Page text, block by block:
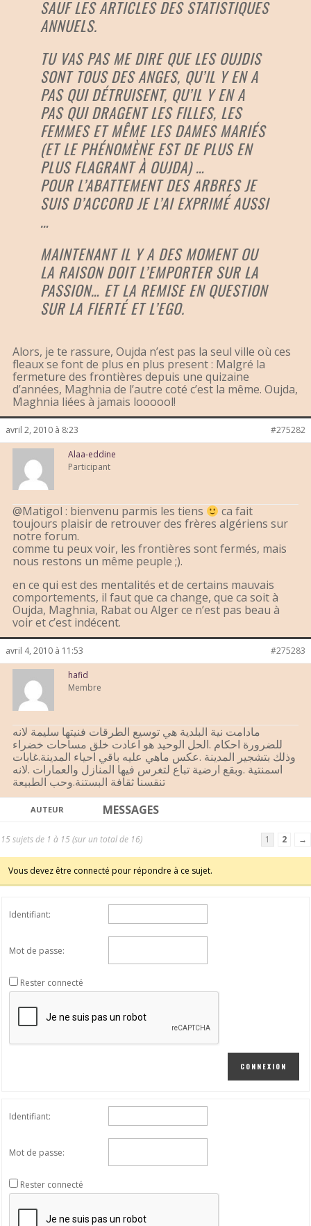
SAUF LES ARTICLES DES STATISTIQUES
ANNUELS.
TU VAS PAS ME DIRE QUE LES OUJDIS
SONT TOUS DES ANGES, QU’IL Y EN A
PAS QUI DÉTRUISENT, QU’IL Y EN A
PAS QUI DRAGENT LES FILLES, LES
FEMMES ET MÊME LES DAMES MARIÉS
(ET LE PHÉNOMÈNE EST DE PLUS EN
PLUS FLAGRANT À OUJDA) …
POUR L’ABATTEMENT DES ARBRES JE
SUIS D’ACCORD JE L’AI EXPRIMÉ AUSSI
…
MAINTENANT IL Y A DES MOMENT OU
LA RAISON DOIT L’EMPORTER SUR LA
PASSION… ET LA REMISE EN QUESTION
SUR LA FIERTÉ ET L’EGO.
Alors, je te rassure, Oujda n’est pas la seul ville où ces
fleaux se font de plus en plus present : Malgré la
fermeture des frontières depuis une quizaine
d’années, Maghnia de l’autre coté c’est la même. Oujda,
Maghnia liées à jamais loooool!
avril 2, 2010 à 8:23 #275282
Alaa-eddine
Participant
@Matigol : bienvenu parmis les tiens
ca fait
toujours plaisir de retrouver des frères algériens sur
notre forum.
comme tu peux voir, les frontières sont fermés, mais
nous restons un même peuple ;).
en ce qui est des mentalités et de certains mauvais
comportements, il faut que ca change, que ca soit à
Oujda, Maghnia, Rabat ou Alger ce n’est pas beau à
voir et c’est indécent.
avril 4, 2010 à 11:53 #275283
hafid
Membre
مادامت نية البلدية هي توسيع الطرقات فنيتها سليمة لانه
للضرورة احكام .الحل الوحيد هو اعادت خلق مساحات خضراء
وذلك بتشجير المدينة .عكس ماهي عليه باقي احياء المدينة.غابات
اسمنتية .وبقع ارضية تباع لتغرس فيها المنازل والعمارات .لانه
تنقسنا ثقافة البستنة.وحب الطبيعة
AUTEUR MESSAGES
15 sujets de 1 à 15 (sur un total de 16) 1 2 →
Vous devez être connecté pour répondre à ce sujet.
Identifiant:
Mot de passe:
Rester connecté
CONNEXION
Identifiant:
Mot de passe:
Rester connecté